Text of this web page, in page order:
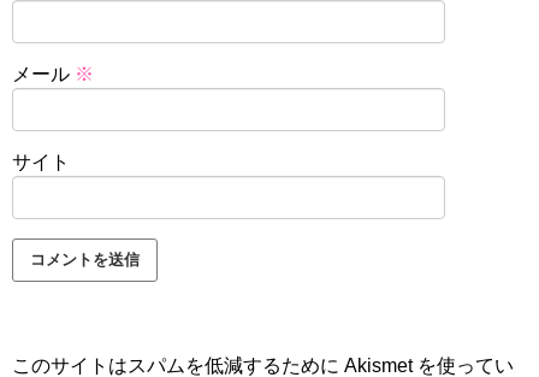
メール ※
サイト
このサイトはスパムを低減するために Akismet を使ってい